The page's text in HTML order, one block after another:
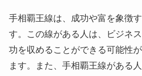
手相覇王線は、成功や富を象徴
す。この線がある人は、ビジネ
功を収めることができる可能性
ます。また、手相覇王線がある